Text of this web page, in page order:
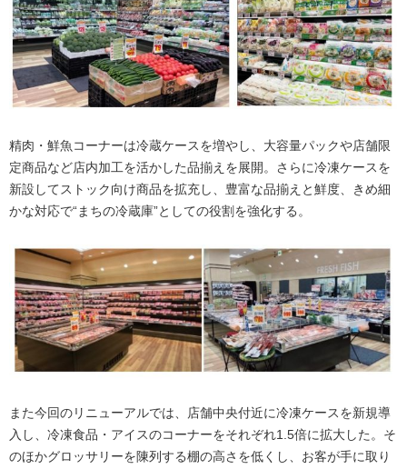
精肉・鮮魚コーナーは冷蔵ケースを増やし、大容量パックや店舗限
定商品など店内加工を活かした品揃えを展開。さらに冷凍ケースを
新設してストック向け商品を拡充し、豊富な品揃えと鮮度、きめ細
かな対応で“まちの冷蔵庫”としての役割を強化する。
また今回のリニューアルでは、店舗中央付近に冷凍ケースを新規導
入し、冷凍食品・アイスのコーナーをそれぞれ1.5倍に拡大した。そ
のほかグロッサリーを陳列する棚の高さを低くし、お客が手に取り